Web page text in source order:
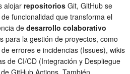
alojar repositorios Git, GitHub se
funcionalidad que transforma el
de desarrollo colaborativo
para la gestión de proyectos, como
errores e incidencias (Issues), wikis
de CI/CD (Integración y Despliegue